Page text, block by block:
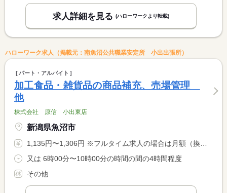
求人詳細を見る (ハローワークより転載)
ハローワーク求人（掲載元：南魚沼公共職業安定所 小出出張所）
パート・アルバイト
加工食品・雑貨品の商品補充、売場管理
他
株式会社 原信 小出東店
新潟県魚沼市
1,135円〜1,306円 ※フルタイム求人の場合は月額（換算額）、パート求人の場合は時間額を表示しています。
又は 6時00分〜10時00分の時間の間の4時間程度
その他